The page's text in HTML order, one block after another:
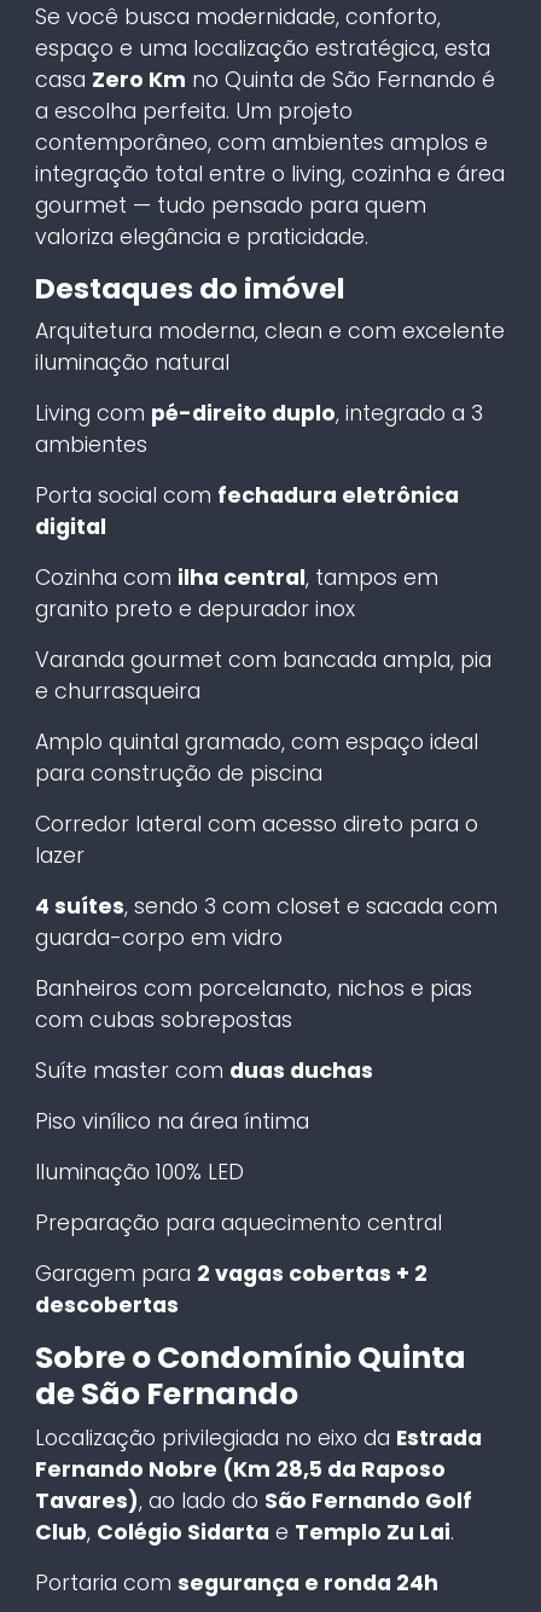
Se você busca modernidade, conforto,
espaço e uma localização estratégica, esta
casa Zero Km no Quinta de São Fernando é
a escolha perfeita. Um projeto
contemporâneo, com ambientes amplos e
integração total entre o living, cozinha e área
gourmet — tudo pensado para quem
valoriza elegância e praticidade.
Destaques do imóvel
Arquitetura moderna, clean e com excelente
iluminação natural
Living com pé-direito duplo, integrado a 3
ambientes
Porta social com fechadura eletrônica
digital
Cozinha com ilha central, tampos em
granito preto e depurador inox
Varanda gourmet com bancada ampla, pia
e churrasqueira
Amplo quintal gramado, com espaço ideal
para construção de piscina
Corredor lateral com acesso direto para o
lazer
4 suítes, sendo 3 com closet e sacada com
guarda-corpo em vidro
Banheiros com porcelanato, nichos e pias
com cubas sobrepostas
Suíte master com duas duchas
Piso vinílico na área íntima
Iluminação 100% LED
Preparação para aquecimento central
Garagem para 2 vagas cobertas + 2
descobertas
Sobre o Condomínio Quinta
de São Fernando
Localização privilegiada no eixo da Estrada
Fernando Nobre (Km 28,5 da Raposo
Tavares), ao lado do São Fernando Golf
Club, Colégio Sidarta e Templo Zu Lai.
Portaria com segurança e ronda 24h